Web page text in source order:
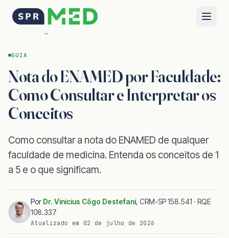
GUIA
Nota do ENAMED por Faculdade:
Como Consultar e Interpretar os
Conceitos
Como consultar a nota do ENAMED de qualquer
faculdade de medicina. Entenda os conceitos de 1
a 5 e o que significam.
Por Dr. Vinícius Côgo Destefani, CRM-SP 158.541 · RQE
108.337
Atualizado em 02 de julho de 2026